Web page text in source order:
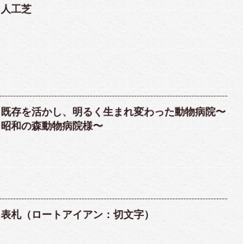
人工芝
既存を活かし、明るく生まれ変わった動物病院〜
昭和の森動物病院様〜
表札（ロートアイアン：切文字）